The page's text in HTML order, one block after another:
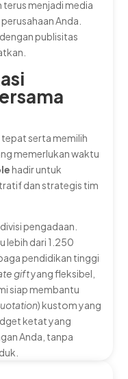
menjadi media
Anda.
publisitas
serta memilih
memerlukan waktu
hadir untuk
dan strategis tim
pengadaan.
lebih dari 1.250
pendidikan tinggi
giftyang fleksibel,
siap membantu
) kustom yang
ketat yang
Anda, tanpa